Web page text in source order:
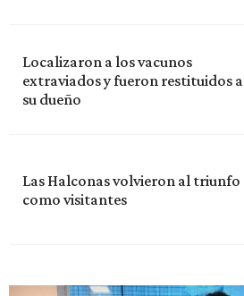
Localizaron a los vacunos
extraviados y fueron restituidos a
su dueño
Las Halconas volvieron al triunfo
como visitantes